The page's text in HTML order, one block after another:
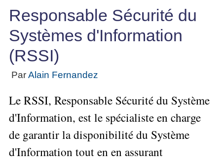
des
métier
Le
contrôle
de
les
Diriger
Innover
Sigma
Le
Management
Qualité
outils
la
Qualité
Supply
Chain
Management
Les
Méthodes
projet
Construire
l'Équipe
Gestion
risques
Tous
articles
Projet
»»»
bord
Entreprise
La
Méthode
Gimsi
Tableau
Bord
avec
Excel
▶
Tous
les
pour
lancer
Outils
Entrepreneur
son
Le
métier
consultant
Guide
de
l'Autoformation
Méthode
d'autoformation
Qualités
pour
Comment
s'auto-
Tous
les
articles
classés
★
Responsable Sécurité du
Systèmes d'Information
(RSSI)
ParAlain Fernandez
Le RSSI, Responsable Sécurité du Système
d'Information, est le spécialiste en charge
de garantir la disponibilité du Système
d'Information tout en en assurant